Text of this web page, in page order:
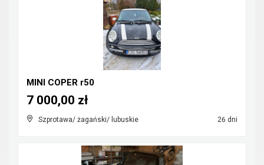
MINI COPER r50
Szprotawa/ żagański/ lubuskie 26 dni
7 000,00 zł